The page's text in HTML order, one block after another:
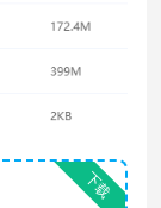
下载